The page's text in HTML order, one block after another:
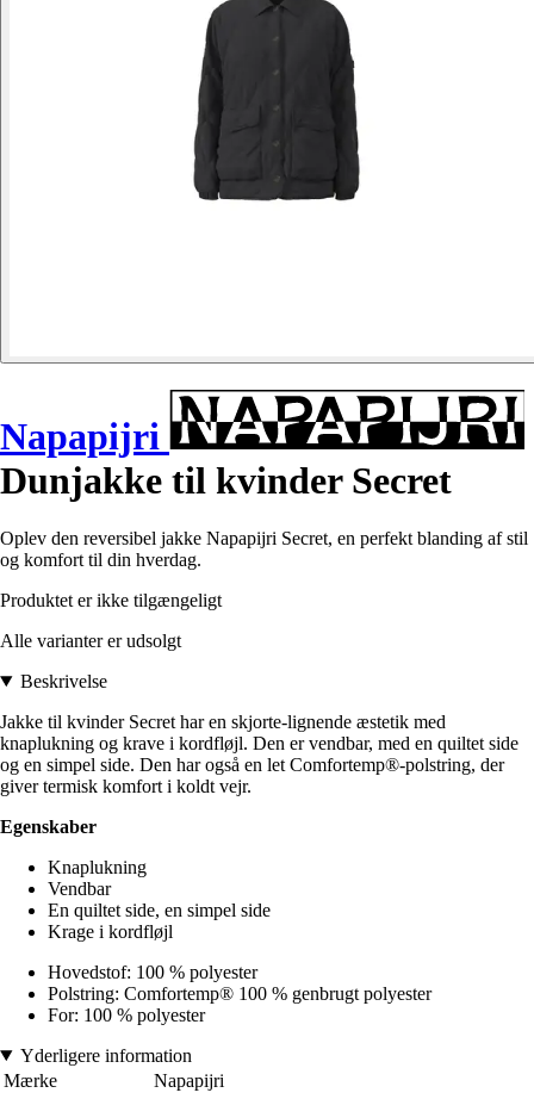
Napapijri
Dunjakke til kvinder Secret
Oplev den reversibel jakke Napapijri Secret, en perfekt blanding af stil
og komfort til din hverdag.
Produktet er ikke tilgængeligt
Alle varianter er udsolgt
Beskrivelse
Jakke til kvinder Secret har en skjorte-lignende æstetik med
knaplukning og krave i kordfløjl. Den er vendbar, med en quiltet side
og en simpel side. Den har også en let Comfortemp®-polstring, der
giver termisk komfort i koldt vejr.
Egenskaber
Knaplukning
Vendbar
En quiltet side, en simpel side
Krage i kordfløjl
Hovedstof: 100 % polyester
Polstring: Comfortemp® 100 % genbrugt polyester
For: 100 % polyester
Yderligere information
Mærke
Napapijri